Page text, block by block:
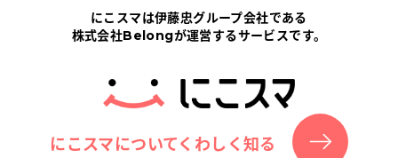
にこスマについて
サポートセンター
お客さまの声
にこスマは伊藤忠グループ会社である
株式会社Belongが運営するサービスです。
にこスマについてくわしく知る